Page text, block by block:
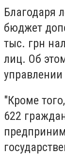
Благодаря
бюджет
тыс. грн
лиц. Об
"Кроме
622